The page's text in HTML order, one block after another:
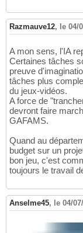
Razmauve12, le 04/
A mon sens, l'IA
Certaines tâches
preuve
tâches plus
du jeux-vidéos.
A force de
devront faire
GAFAMS.
Quand au
budget sur un
bon jeu, c'est
toujours le travail
Anselme45, le 04/